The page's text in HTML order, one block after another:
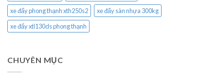
xe đẩy phong thạnh xth250s2
xe đẩy sàn nhựa 300kg
xe đẩy xtl130ds phong thạnh
CHUYÊN MỤC